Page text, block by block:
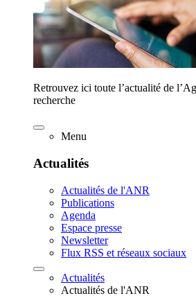
Retrouvez ici toute l’actualité de
recherche
Menu
Actualités
Actualités de l'ANR
Publications
Agenda
Espace presse
Newsletter
Flux RSS et réseaux sociaux
Actualités
Actualités de l'ANR